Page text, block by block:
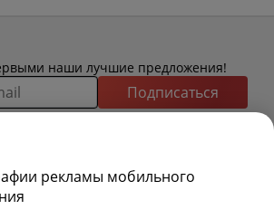
наши лучшие предложения!
Подписаться